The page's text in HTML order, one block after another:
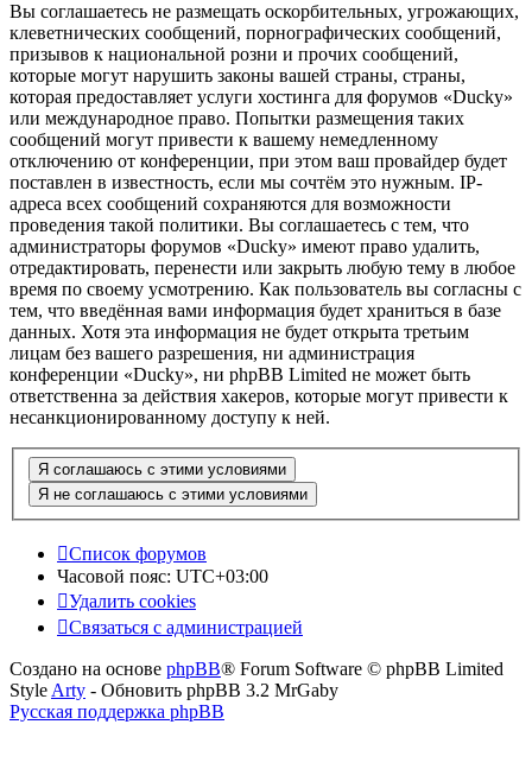
Вы соглашаетесь не размещать оскорбительных, угрожающих,
клеветнических сообщений, порнографических сообщений,
призывов к национальной розни и прочих сообщений,
которые могут нарушить законы вашей страны, страны,
которая предоставляет услуги хостинга для форумов «Ducky»
или международное право. Попытки размещения таких
сообщений могут привести к вашему немедленному
отключению от конференции, при этом ваш провайдер будет
поставлен в известность, если мы сочтём это нужным. IP-
адреса всех сообщений сохраняются для возможности
проведения такой политики. Вы соглашаетесь с тем, что
администраторы форумов «Ducky» имеют право удалить,
отредактировать, перенести или закрыть любую тему в любое
время по своему усмотрению. Как пользователь вы согласны с
тем, что введённая вами информация будет храниться в базе
данных. Хотя эта информация не будет открыта третьим
лицам без вашего разрешения, ни администрация
конференции «Ducky», ни phpBB Limited не может быть
ответственна за действия хакеров, которые могут привести к
несанкционированному доступу к ней.
Список форумов
Часовой пояс: UTC+03:00
Удалить cookies
Связаться с администрацией
Создано на основе phpBB® Forum Software © phpBB Limited
Style Arty - Обновить phpBB 3.2 MrGaby
Русская поддержка phpBB